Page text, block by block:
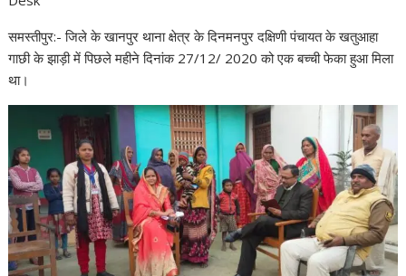
समस्तीपुर:- जिले के खानपुर थाना क्षेत्र के दिनमनपुर दक्षिणी पंचायत के खतुआहा
गाछी के झाड़ी में पिछले महीने दिनांक 27/12/ 2020 को एक बच्ची फेका हुआ मिला
था।